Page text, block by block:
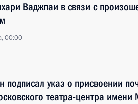
Ваджпаи в связи с
00:00
подписал указ о присвоении
театра-центра